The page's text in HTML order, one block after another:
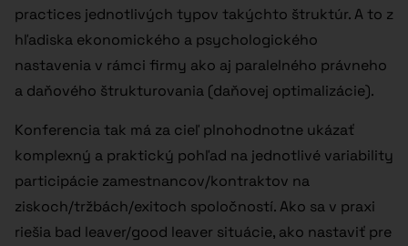
practices jednotlivých typov takýchto štruktúr. A to z
hľadiska ekonomického a psychologického
nastavenia v rámci firmy ako aj paralelného právneho
a daňového štrukturovania (daňovej optimalizácie).
Konferencia tak má za cieľ plnohodnotne ukázať
komplexný a praktický pohľad na jednotlivé variability
participácie zamestnancov/kontraktov na
ziskoch/tržbách/exitoch spoločností. Ako sa v praxi
riešia bad leaver/good leaver situácie, ako nastaviť pre